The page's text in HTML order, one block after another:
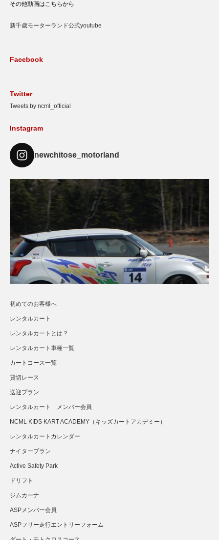
その他動画はこちらから
新千歳モーターランド公式youtube
Facebook
Twitter
Tweets by ncml_official
Instagram
newchitose_motorland
初めてのお客様へ
レンタルカート
レンタルカートとは？
レンタルカート車種一覧
カートコース一覧
貸切レース
送迎プラン
レンタルカート メンバー会員
NCML KIDS KART ACADEMY（キッズカートアカデミー）
レンタルカートカレンダー
ナイタープラン
Active Safety Park
ドリフト
ジムカーナ
ASPメンバー会員
ASPフリー走行エントリーフォーム